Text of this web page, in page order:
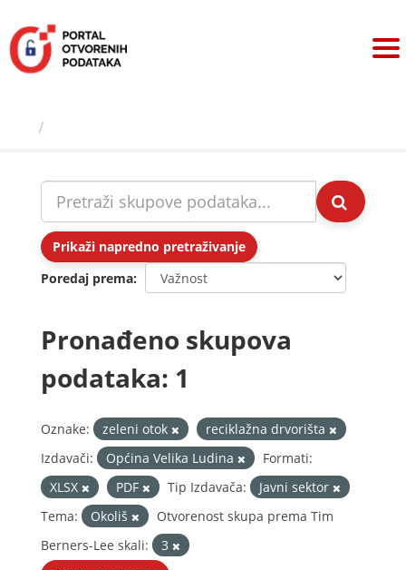
sadržaj
Prikaži napredno pretraživanje
Poredaj prema
Pronađeno skupova
podataka: 1
Oznake: zeleni otok
reciklažna drvorišta
Izdavači:
Općina Velika Ludina
Formati:
XLSX
PDF Tip Izdavača:
Javni sektor
Tema:
Okoliš
Otvorenost skupa prema Tim
Berners-Lee skali:
3